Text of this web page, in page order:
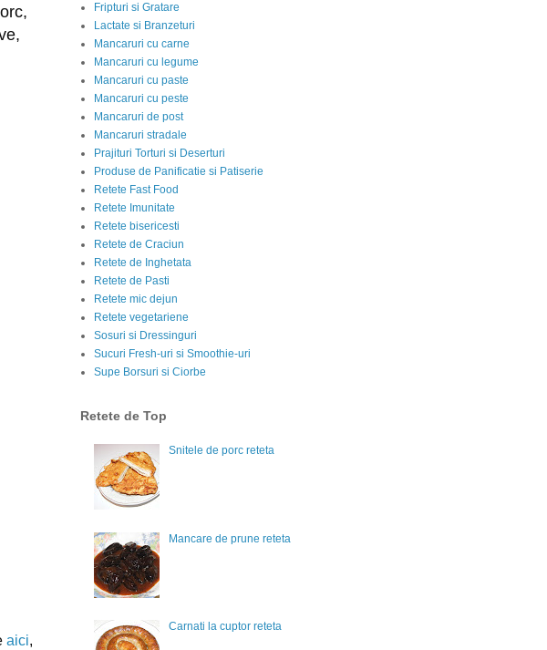
aici,
Fripturi si Gratare
Lactate si Branzeturi
Mancaruri cu carne
Mancaruri cu legume
Mancaruri cu paste
Mancaruri cu peste
Mancaruri de post
Mancaruri stradale
Prajituri Torturi si Deserturi
Produse de Panificatie si Patiserie
Retete Fast Food
Retete Imunitate
Retete bisericesti
Retete de Craciun
Retete de Inghetata
Retete de Pasti
Retete mic dejun
Retete vegetariene
Sosuri si Dressinguri
Sucuri Fresh-uri si Smoothie-uri
Supe Borsuri si Ciorbe
Retete de Top
Snitele de porc reteta
Mancare de prune reteta
Carnati la cuptor reteta